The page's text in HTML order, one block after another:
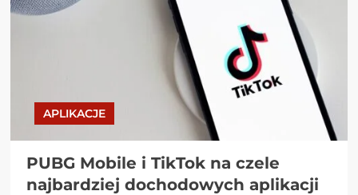
APLIKACJE
PUBG Mobile i TikTok na czele
najbardziej dochodowych aplikacji